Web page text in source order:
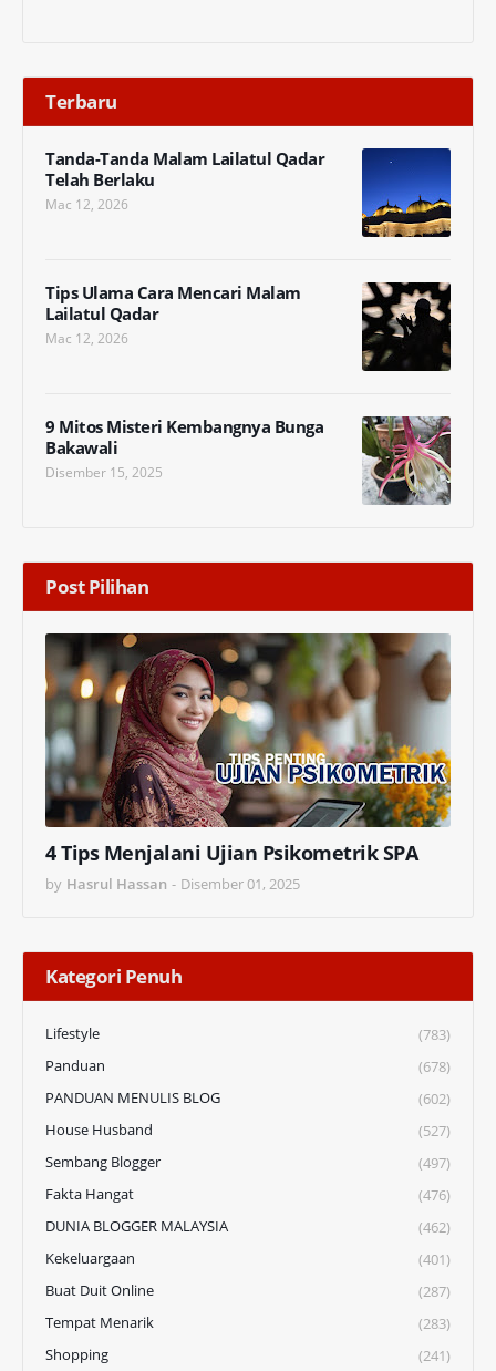
Terbaru
Tanda-Tanda Malam Lailatul Qadar
Telah Berlaku
Mac 12, 2026
Tips Ulama Cara Mencari Malam
Lailatul Qadar
Mac 12, 2026
9 Mitos Misteri Kembangnya Bunga
Bakawali
Disember 15, 2025
Post Pilihan
4 Tips Menjalani Ujian Psikometrik SPA
by Hasrul Hassan - Disember 01, 2025
Kategori Penuh
Lifestyle
(783)
Panduan
(678)
PANDUAN MENULIS BLOG
(602)
House Husband
(527)
Sembang Blogger
(497)
Fakta Hangat
(476)
DUNIA BLOGGER MALAYSIA
(462)
Kekeluargaan
(401)
Buat Duit Online
(287)
Tempat Menarik
(283)
Shopping
(241)